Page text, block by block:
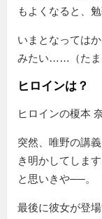
もよくなると、
いまとなっては
みたい……（たま
ヒロインは？
ヒロインの榎本
突然、唯野の講
き明かしてしま
と思いきや──。
最後に彼女が登